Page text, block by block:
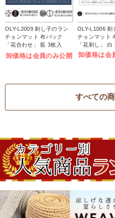
OLY-L2009 刺し子のラン
チョンマット 布パック
「花合わせ」 藍 3枚入
(袋)
卸価格は会員のみ公開
OLY-L1006 刺
チョンマット
「花刺し」
卸価格は会
すべての